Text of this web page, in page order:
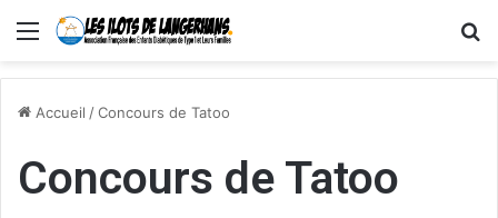
Menu
Accueil /Concours de Tatoo
Concours de Tatoo